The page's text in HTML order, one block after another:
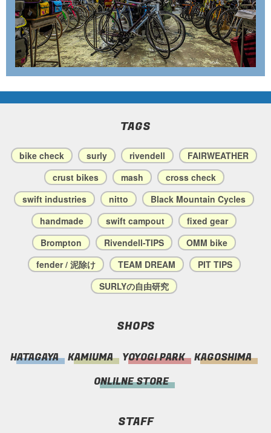
TAGS
bike check surly rivendell
FAIRWEATHER
crust bikes
mash
cross check
swift industries
nitto
Black Mountain Cycles
handmade
swift campout
fixed gear
Brompton
Rivendell-TIPS
OMM bike
fender / 泥除け
TEAM DREAM
PIT TIPS
SURLYの自由研究
SHOPS
HATAGAYA KAMIUMA YOYOGI PARK
KAGOSHIMA
ONLILNE STORE
STAFF